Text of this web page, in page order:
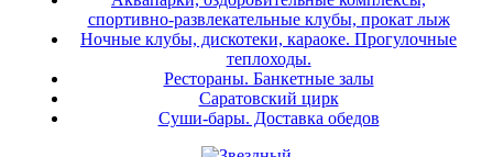
спортивно-развлекательные клубы, прокат лыж
Ночные клубы, дискотеки, караоке. Прогулочные
теплоходы.
Рестораны. Банкетные залы
Саратовский цирк
Суши-бары. Доставка обедов